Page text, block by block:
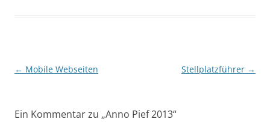
Beitragsnavigation
← Mobile Webseiten Stellplatzführer →
Ein Kommentar zu „Anno Pief 2013“